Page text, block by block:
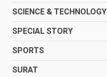
SCIENCE & TECHNOLOGY
SPECIAL STORY
SPORTS
SURAT